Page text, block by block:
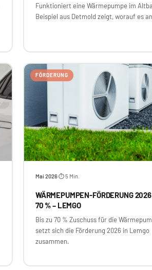
Funktioniert eine Wärmepumpe im
Beispiel aus Detmold zeigt, worauf es
FÖRDERUNG
Mai 2026·⏱ 5 Min.
WÄRMEPUMPEN-FÖRDERUNG
70 % – LEMGO
Bis zu 70 % Zuschuss für die
setzt sich die Förderung 2026 in Lemgo
zusammen.